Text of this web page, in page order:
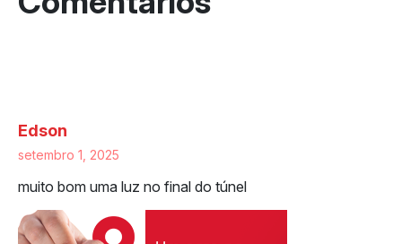
Edson
setembro 1, 2025
muito bom uma luz no final do túnel